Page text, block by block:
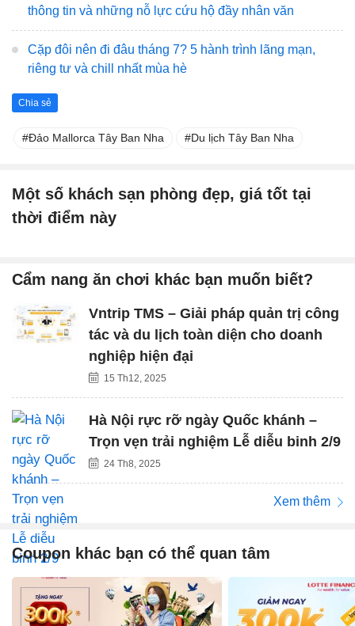
thông tin và những nỗ lực cứu hộ đầy nhân văn
Cặp đôi nên đi đâu tháng 7? 5 hành trình lãng mạn,
riêng tư và chill nhất mùa hè
Chia sẻ
Đảo Mallorca Tây Ban Nha Du lịch Tây Ban Nha
Một số khách sạn phòng đẹp, giá tốt tại
thời điểm này
Cẩm nang ăn chơi khác bạn muốn biết?
Vntrip TMS – Giải pháp quản trị công
tác và du lịch toàn diện cho doanh
nghiệp hiện đại
15 Th12, 2025
Hà Nội rực rỡ ngày Quốc khánh –
Trọn vẹn trải nghiệm Lễ diễu binh 2/9
24 Th8, 2025
Xem thêm
Coupon khác bạn có thể quan tâm